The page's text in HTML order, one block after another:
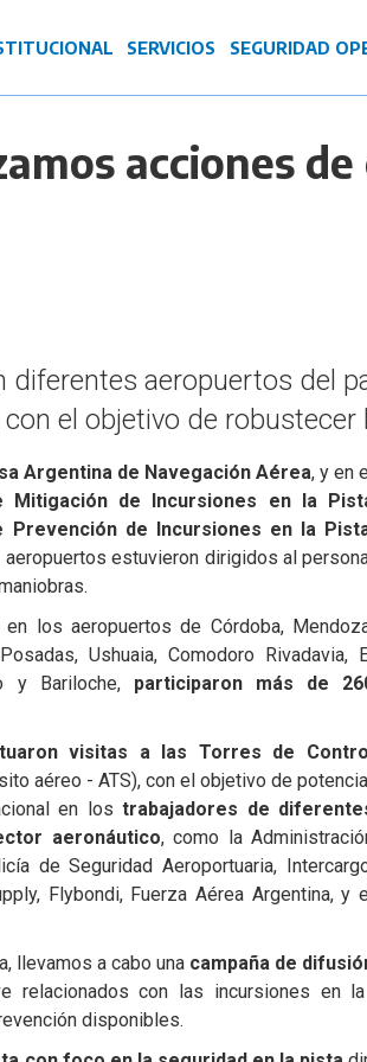
SERVICIOS SEGURIDAD
acciones
diferentes aeropuertos del
el objetivo de robustecer
Argentina de Navegación Aérea, y en
Mitigación de Incursiones en la
Prevención de Incursiones en la
estuvieron dirigidos al
los aeropuertos de Córdoba,
Ushuaia, Comodoro Rivadavia,
y Bariloche, participaron más de
visitas a las Torres de
aéreo - ATS), con el objetivo de
en lostrabajadores de
aeronáutico, como la
de Seguridad Aeroportuaria,
Flybondi, Fuerza Aérea Argentina, y
llevamos a cabo una campaña de
relacionados con las incursiones en
disponibles.